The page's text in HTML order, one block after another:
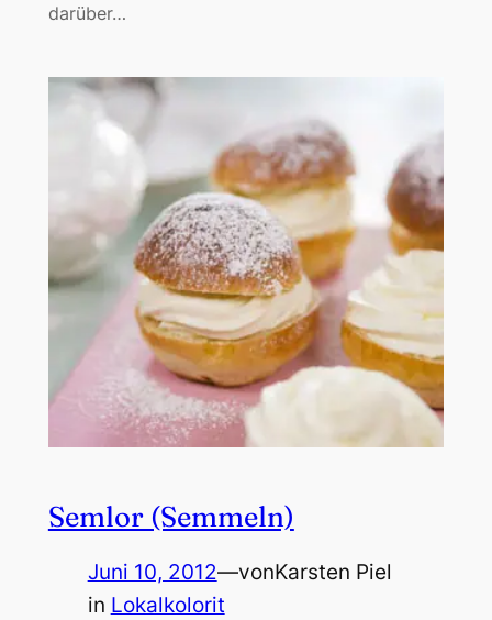
darüber…
Semlor (Semmeln)
Juni 10, 2012—vonKarsten Piel
in Lokalkolorit